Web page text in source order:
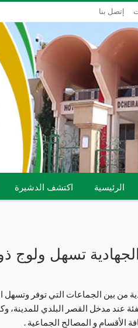
إتصل بنا
الرئيسية اكتشف الدشيرة
تسهل ولوج
من بين الجماعات التي توفر
عند مدخل القصر البلدي للمدينة،
الأقسام و المصالح الجماعية .